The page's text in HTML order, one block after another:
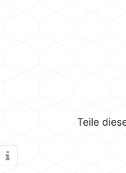
Teile